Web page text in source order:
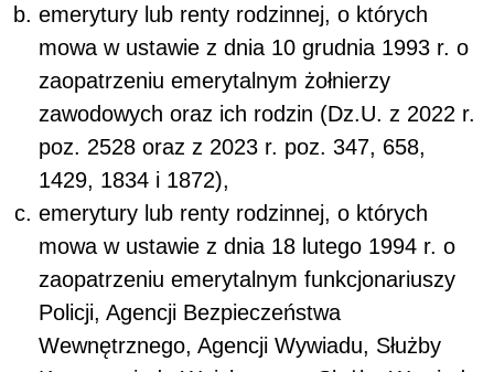
emerytury lub renty rodzinnej, o których
mowa w ustawie z dnia 10 grudnia 1993 r. o
zaopatrzeniu emerytalnym żołnierzy
zawodowych oraz ich rodzin (Dz.U. z 2022 r.
poz. 2528 oraz z 2023 r. poz. 347, 658,
1429, 1834 i 1872),
emerytury lub renty rodzinnej, o których
mowa w ustawie z dnia 18 lutego 1994 r. o
zaopatrzeniu emerytalnym funkcjonariuszy
Policji, Agencji Bezpieczeństwa
Wewnętrznego, Agencji Wywiadu, Służby